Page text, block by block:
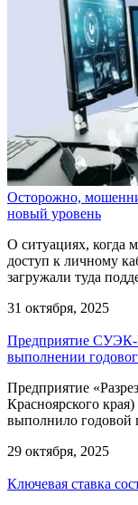
Осторожно,
новый уровень
О ситуациях, когда
доступ к личному
загружали туда
31 октября, 2025
Предприятие СУЭК-
выполнении
Предприятие
Красноярского
выполнило годовой
29 октября, 2025
Ключевая ставка